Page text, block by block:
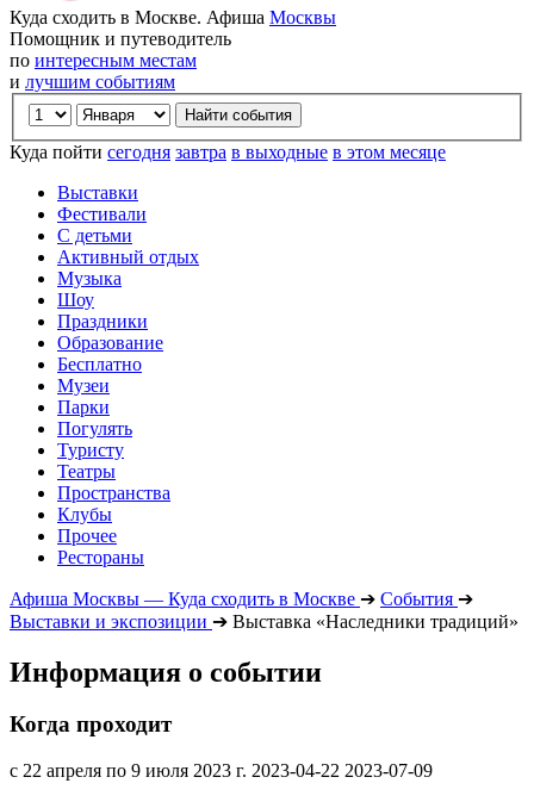
Куда сходить в Москве. Афиша Москвы
Помощник и путеводитель
по интересным местам
и лучшим событиям
Куда пойти сегодня завтра в выходные в этом месяце
Выставки
Фестивали
С детьми
Активный отдых
Музыка
Шоу
Праздники
Образование
Бесплатно
Музеи
Парки
Погулять
Туристу
Театры
Пространства
Клубы
Прочее
Рестораны
Афиша Москвы — Куда сходить в Москве ➔ События ➔
Выставки и экспозиции ➔ Выставка «Наследники традиций»
Информация о событии
Когда проходит
с 22 апреля по 9 июля 2023 г. 2023-04-22 2023-07-09